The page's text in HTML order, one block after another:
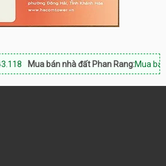
Mua bán nhà đất Phan Rang: Mua bán nhà